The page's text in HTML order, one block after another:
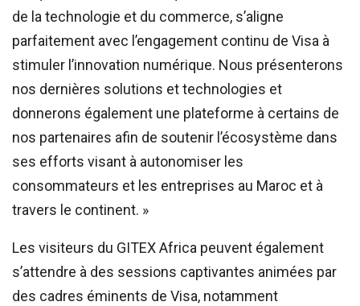
de la technologie et du commerce, s’aligne
parfaitement avec l’engagement continu de Visa à
stimuler l’innovation numérique. Nous présenterons
nos dernières solutions et technologies et
donnerons également une plateforme à certains de
nos partenaires afin de soutenir l’écosystème dans
ses efforts visant à autonomiser les
consommateurs et les entreprises au Maroc et à
travers le continent. »
Les visiteurs du GITEX Africa peuvent également
s’attendre à des sessions captivantes animées par
des cadres éminents de Visa, notamment